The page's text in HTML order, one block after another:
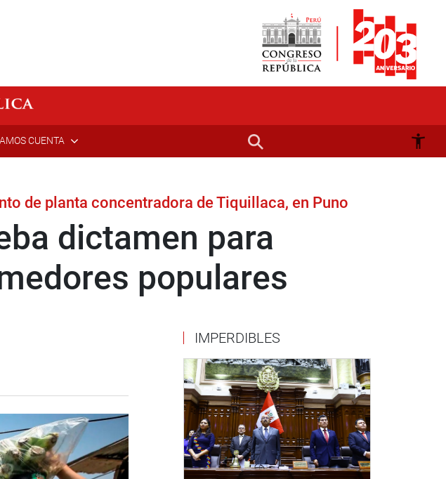
CUENTA
de planta concentradora de Tiquillaca, en Puno
dictamen para
populares
IMPERDIBLES